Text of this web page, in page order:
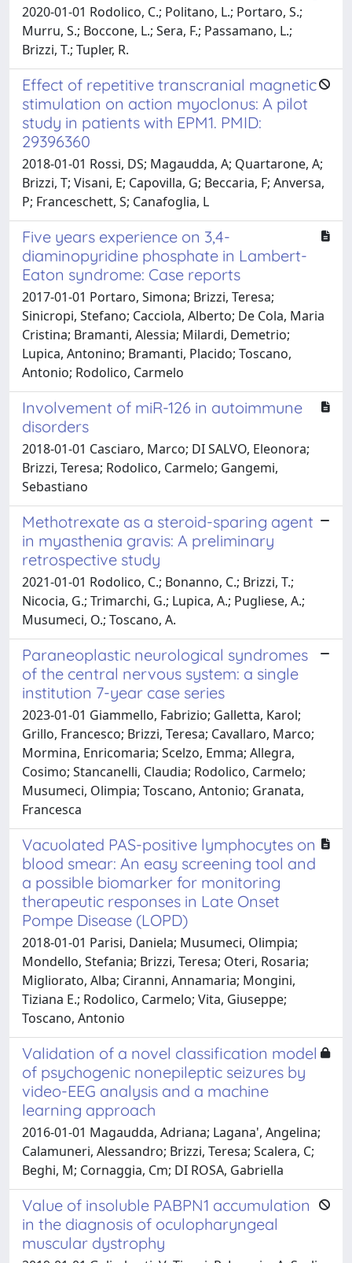
2020-01-01 Rodolico, C.; Politano, L.; Portaro, S.;
Murru, S.; Boccone, L.; Sera, F.; Passamano, L.;
Brizzi, T.; Tupler, R.
Effect of repetitive transcranial magnetic
stimulation on action myoclonus: A pilot
study in patients with EPM1. PMID:
29396360
2018-01-01 Rossi, DS; Magaudda, A; Quartarone, A;
Brizzi, T; Visani, E; Capovilla, G; Beccaria, F; Anversa,
P; Franceschett, S; Canafoglia, L
Five years experience on 3,4-
diaminopyridine phosphate in Lambert-
Eaton syndrome: Case reports
2017-01-01 Portaro, Simona; Brizzi, Teresa;
Sinicropi, Stefano; Cacciola, Alberto; De Cola, Maria
Cristina; Bramanti, Alessia; Milardi, Demetrio;
Lupica, Antonino; Bramanti, Placido; Toscano,
Antonio; Rodolico, Carmelo
Involvement of miR-126 in autoimmune
disorders
2018-01-01 Casciaro, Marco; DI SALVO, Eleonora;
Brizzi, Teresa; Rodolico, Carmelo; Gangemi,
Sebastiano
Methotrexate as a steroid-sparing agent
in myasthenia gravis: A preliminary
retrospective study
2021-01-01 Rodolico, C.; Bonanno, C.; Brizzi, T.;
Nicocia, G.; Trimarchi, G.; Lupica, A.; Pugliese, A.;
Musumeci, O.; Toscano, A.
Paraneoplastic neurological syndromes
of the central nervous system: a single
institution 7-year case series
2023-01-01 Giammello, Fabrizio; Galletta, Karol;
Grillo, Francesco; Brizzi, Teresa; Cavallaro, Marco;
Mormina, Enricomaria; Scelzo, Emma; Allegra,
Cosimo; Stancanelli, Claudia; Rodolico, Carmelo;
Musumeci, Olimpia; Toscano, Antonio; Granata,
Francesca
Vacuolated PAS-positive lymphocytes on
blood smear: An easy screening tool and
a possible biomarker for monitoring
therapeutic responses in Late Onset
Pompe Disease (LOPD)
2018-01-01 Parisi, Daniela; Musumeci, Olimpia;
Mondello, Stefania; Brizzi, Teresa; Oteri, Rosaria;
Migliorato, Alba; Ciranni, Annamaria; Mongini,
Tiziana E.; Rodolico, Carmelo; Vita, Giuseppe;
Toscano, Antonio
Validation of a novel classification model
of psychogenic nonepileptic seizures by
video-EEG analysis and a machine
learning approach
2016-01-01 Magaudda, Adriana; Lagana', Angelina;
Calamuneri, Alessandro; Brizzi, Teresa; Scalera, C;
Beghi, M; Cornaggia, Cm; DI ROSA, Gabriella
Value of insoluble PABPN1 accumulation
in the diagnosis of oculopharyngeal
muscular dystrophy